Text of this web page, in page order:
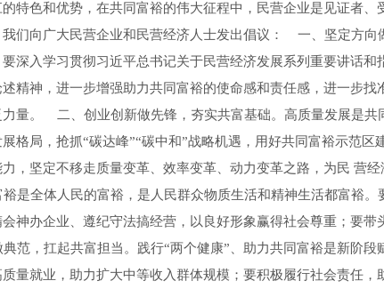
特色和优势，在共同富裕的伟大征程中，民营企业是见证者、
们向广大民营企业和民营经济人士发出倡议： 一、坚定方向
深入学习贯彻习近平总书记关于民营经济发展系列重要讲话和
精神，进一步增强助力共同富裕的使命感和责任感，进一步找
量。 二、创业创新做先锋，夯实共富基础。高质量发展是共
格局，抢抓“碳达峰”“碳中和”战略机遇，用好共同富裕示范区
，坚定不移走质量变革、效率变革、动力变革之路，为民 营经
全体人民的富裕，是人民群众物质生活和精神生活都富裕。
神办企业、遵纪守法搞经营，以良好形象赢得社会尊重；要带
，扛起共富担当。践行“两个健康”、助力共同富裕是新阶段
量就业，助力扩大中等收入群体规模；要积极履行社会责任，